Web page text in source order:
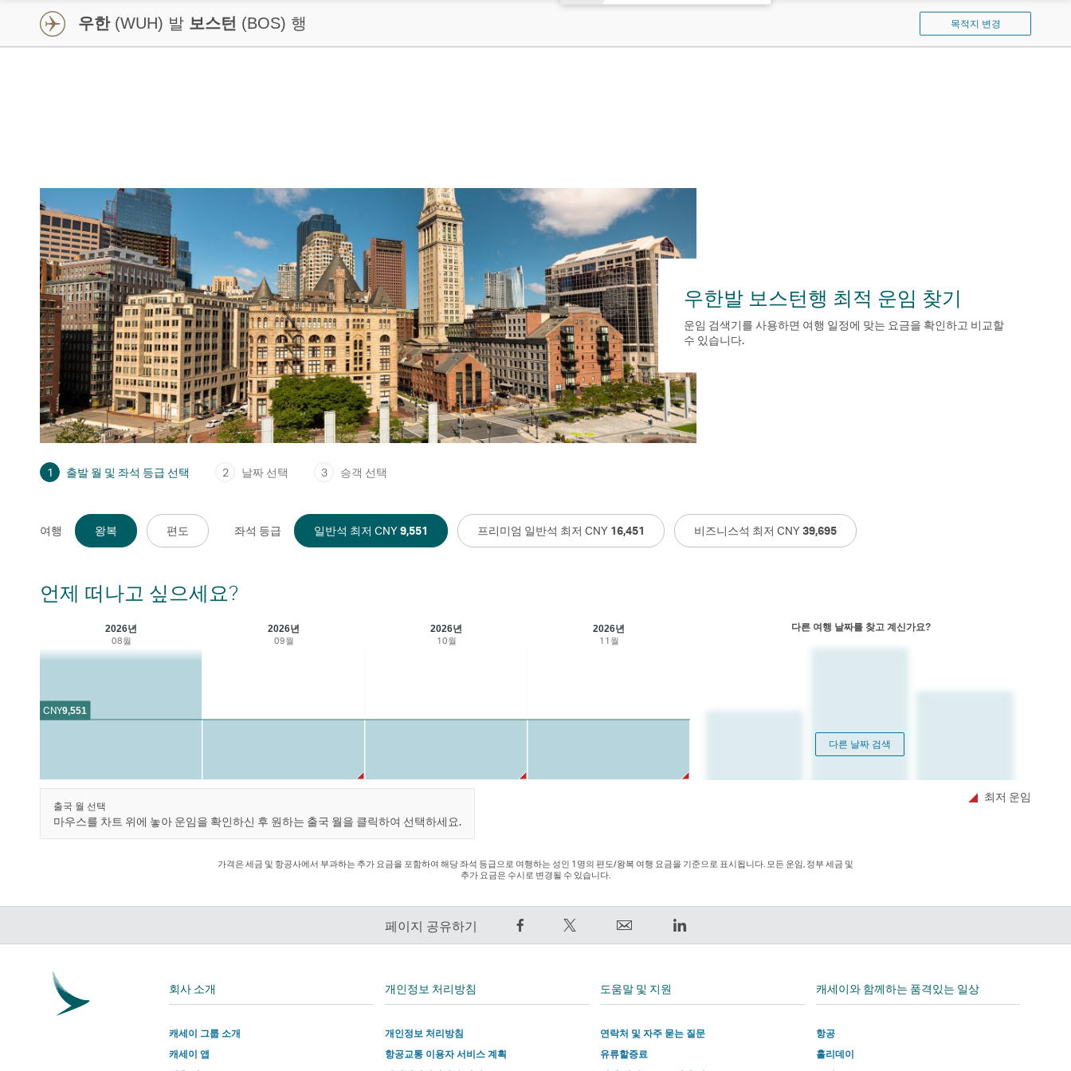
퍼
시
픽
우한(WUH) 발 보스턴 (BOS) 행 목적지 변경
우한발 보스턴행 최적 운임 찾기
운임 검색기를 사용하면 여행 일정에 맞는 요금을 확인하고 비교할
수 있습니다.
1 출발 월 및 좌석 등급 선택 2 날짜 선택 3 승객 선택
여행 왕복 편도 좌석 등급 일반석 최저 CNY9,551 프리미엄 일반석 최저 CNY 16,451 비즈니스석 최저 CNY 39,695
언제 떠나고 싶으세요?
2026년
08월
2026년
09월
2026년
10월
2026년
11월
CNY9,551
다른 여행 날짜를 찾고 계신가요?
다른 날짜 검색
출국 월 선택
마우스를 차트 위에 놓아 운임을 확인하신 후 원하는 출국 월을 클릭하여 선택하세요.
최저 운임
가격은 세금 및 항공사에서 부과하는 추가 요금을 포함하여 해당 좌석 등급으로 여행하는 성인 1명의 편도/왕복 여행 요금을 기준으로 표시됩니다. 모든 운임, 정부 세금 및
추가 요금은 수시로 변경될 수 있습니다.
페이지 공유하기
Facebook
에
유
윗
–
외
타
사
서
운
LinkedIn
외
사
서
회사 소개
캐세이 그룹 소개
캐세이 앱
개인정보 처리방침
개인정보 처리방침
항공교통 이용자 서비스 계획
도움말 및 지원
연락처 및 자주 묻는 질문
유류할증료
캐세이와 함께하는 품격있는 일상
항공
홀리데이